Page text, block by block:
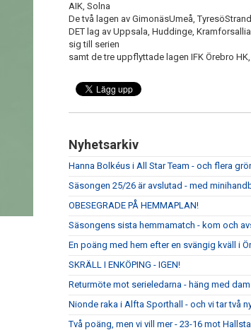
AIK, Solna
De två lagen av GimonäsUmeå,
DET lag av Uppsala, Huddinge,
sig till serien
samt de tre uppflyttade lagen IFK Örebro
Nyhetsarkiv
Hanna Bolkéus i All Star Team - och flera
Säsongen 25/26 är avslutad - med
OBESEGRADE PÅ HEMMAPLAN!
Säsongens sista hemmamatch - kom och
En poäng med hem efter en svängig kväll i
SKRÄLL I ENKÖPING - IGEN!
Returmöte mot serieledarna - häng med
Nionde raka i Alfta Sporthall - och vi tar två
Två poäng, men vi vill mer - 23-16 mot